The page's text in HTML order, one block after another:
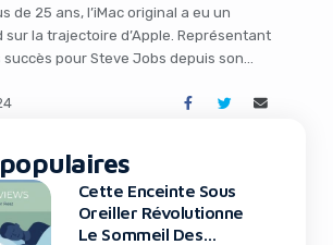
de 25 ans, l’iMac original a eu un
la trajectoire d’Apple. Représentant
succès pour Steve Jobs depuis son
la faillite. Aujourd’hui, l’iMac reste le
Cette Enceinte Sous
Oreiller Révolutionne
Le Sommeil Des
I will turn off Ad-Blocker